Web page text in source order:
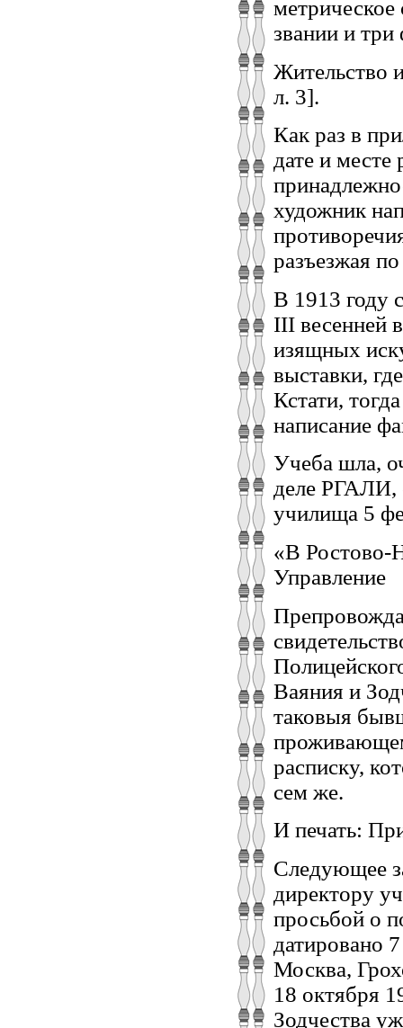
метрическое
звании и три
Жительство
л. 3].
Как раз в
дате и
художник
разъезжая
В 1913 году
III весенней
изящных
выставки,
Кстати,
написание
Учеба шла,
деле РГАЛИ,
училища 5
«В Ростово-
Управление
Ваяния и
таковыя
расписку,
сем же.
И печать:
Следующее
директору
просьбой о
датировано
Москва,
18 октября
Зодчества